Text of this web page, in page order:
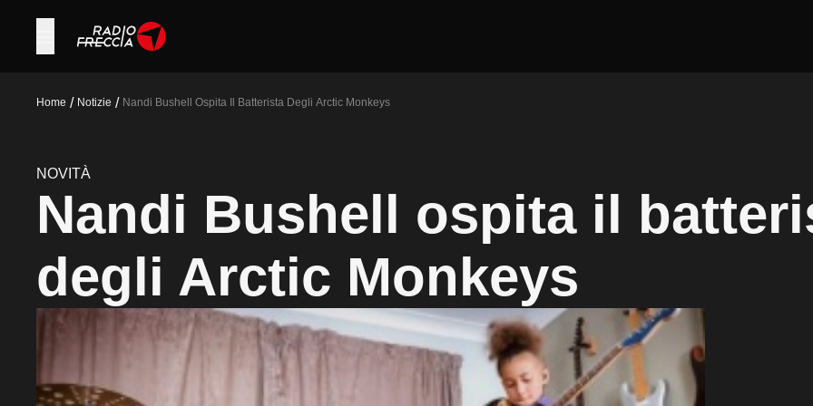
Home / Notizie / Nandi Bushell Ospita Il Batterista Degli Arctic Monkeys
NOVITÀ
Nandi Bushell ospita il
degli Arctic Monkeys